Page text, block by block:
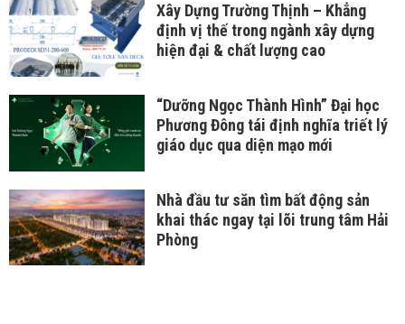
Xây Dựng Trường Thịnh – Khẳng
định vị thế trong ngành xây dựng
hiện đại & chất lượng cao
“Dưỡng Ngọc Thành Hình” Đại học
Phương Đông tái định nghĩa triết lý
giáo dục qua diện mạo mới
Nhà đầu tư săn tìm bất động sản
khai thác ngay tại lõi trung tâm Hải
Phòng